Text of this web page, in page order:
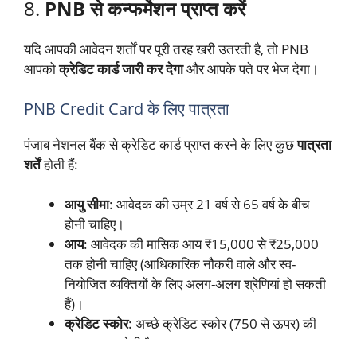
8. PNB से कन्फर्मेशन प्राप्त करें
यदि आपकी आवेदन शर्तों पर पूरी तरह खरी उतरती है, तो PNB
आपकोक्रेडिट कार्ड जारी कर देगाऔर आपके पते पर भेज देगा।
PNB Credit Card के लिए पात्रता
पंजाब नेशनल बैंक से क्रेडिट कार्ड प्राप्त करने के लिए कुछपात्रता
शर्तेंहोती हैं:
आयु सीमा: आवेदक की उम्र 21 वर्ष से 65 वर्ष के बीच
होनी चाहिए।
आय: आवेदक की मासिक आय ₹15,000 से ₹25,000
तक होनी चाहिए (आधिकारिक नौकरी वाले और स्व-
नियोजित व्यक्तियों के लिए अलग-अलग श्रेणियां हो सकती
हैं)।
क्रेडिट स्कोर: अच्छे क्रेडिट स्कोर (750 से ऊपर) की